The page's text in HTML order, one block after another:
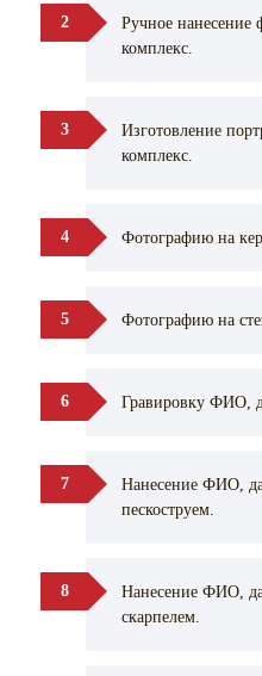
Ручное нанесение
комплекс.
Изготовление
комплекс.
Фотографию на
Фотографию на
Гравировку ФИО,
Нанесение ФИО,
пескоструем.
Нанесение ФИО,
cкарпелем.